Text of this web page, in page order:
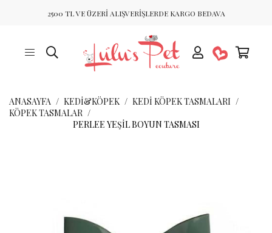
2500 TL VE ÜZERİ ALIŞVERİŞLERDE KARGO BEDAVA
ANASAYFA KEDİ&KÖPEK
KEDI KÖPEK TASMALARI
KÖPEK TASMALAR
PERLEE YEŞIL BOYUN TASMASI